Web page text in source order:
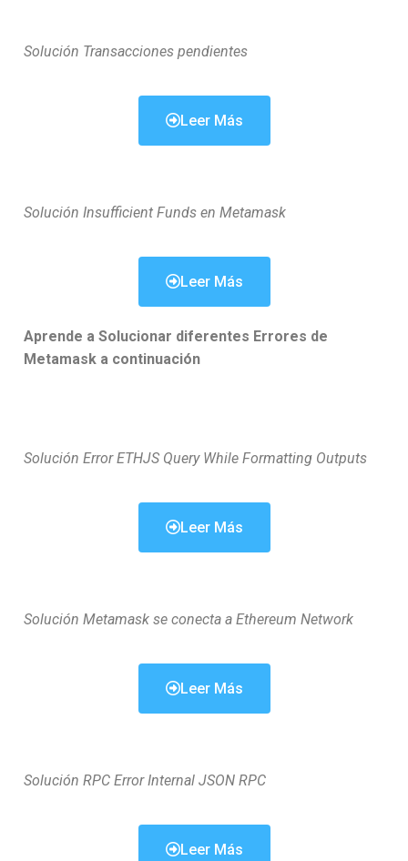
Solución Transacciones pendientes
Leer Más
Solución Insufficient Funds en Metamask
Leer Más
Aprende a Solucionar diferentes Errores de
Metamask a continuación
Solución Error ETHJS Query While Formatting Outputs
Leer Más
Solución Metamask se conecta a Ethereum Network
Leer Más
Solución RPC Error Internal JSON RPC
Leer Más